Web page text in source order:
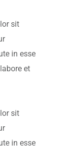
sit
in esse
et
sit
in esse